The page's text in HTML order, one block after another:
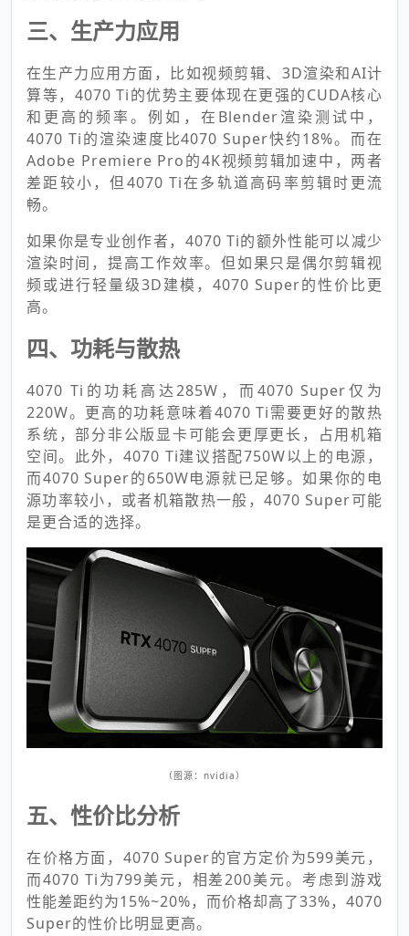
三、生产力应用
在生产力应用方面，比如视频剪辑、3D渲染和AI计
算等，4070 Ti的优势主要体现在更强的CUDA核心
和更高的频率。例如，在Blender渲染测试中，
4070 Ti的渲染速度比4070 Super快约18%。而在
Adobe Premiere Pro的4K视频剪辑加速中，两者
差距较小，但4070 Ti在多轨道高码率剪辑时更流
畅。
如果你是专业创作者，4070 Ti的额外性能可以减少
渲染时间，提高工作效率。但如果只是偶尔剪辑视
频或进行轻量级3D建模，4070 Super的性价比更
高。
四、功耗与散热
4070 Ti的功耗高达285W，而4070 Super仅为
220W。更高的功耗意味着4070 Ti需要更好的散热
系统，部分非公版显卡可能会更厚更长，占用机箱
空间。此外，4070 Ti建议搭配750W以上的电源，
而4070 Super的650W电源就已足够。如果你的电
源功率较小，或者机箱散热一般，4070 Super可能
是更合适的选择。
（图源：nvidia）
五、性价比分析
在价格方面，4070 Super的官方定价为599美元，
而4070 Ti为799美元，相差200美元。考虑到游戏
性能差距约为15%~20%，而价格却高了33%，4070
Super的性价比明显更高。